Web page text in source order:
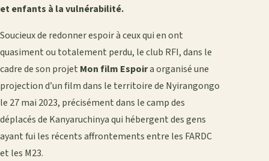
et enfants à la vulnérabilité.
Soucieux de redonner espoir à ceux qui en ont
quasiment ou totalement perdu, le club RFI, dans le
cadre de son projet Mon film Espoira organisé une
projection d’un film dans le territoire de Nyirangongo
le 27 mai 2023, précisément dans le camp des
déplacés de Kanyaruchinya qui hébergent des gens
ayant fui les récents affrontements entre les FARDC
et les M23.